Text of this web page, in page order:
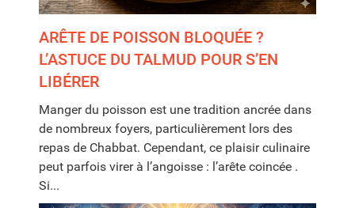
ARÊTE DE POISSON BLOQUÉE ?
L’ASTUCE DU TALMUD POUR S’EN
LIBÉRER
Manger du poisson est une tradition ancrée dans
de nombreux foyers, particulièrement lors des
repas de Chabbat. Cependant, ce plaisir culinaire
peut parfois virer à l’angoisse : l’arête coincée .
Si...